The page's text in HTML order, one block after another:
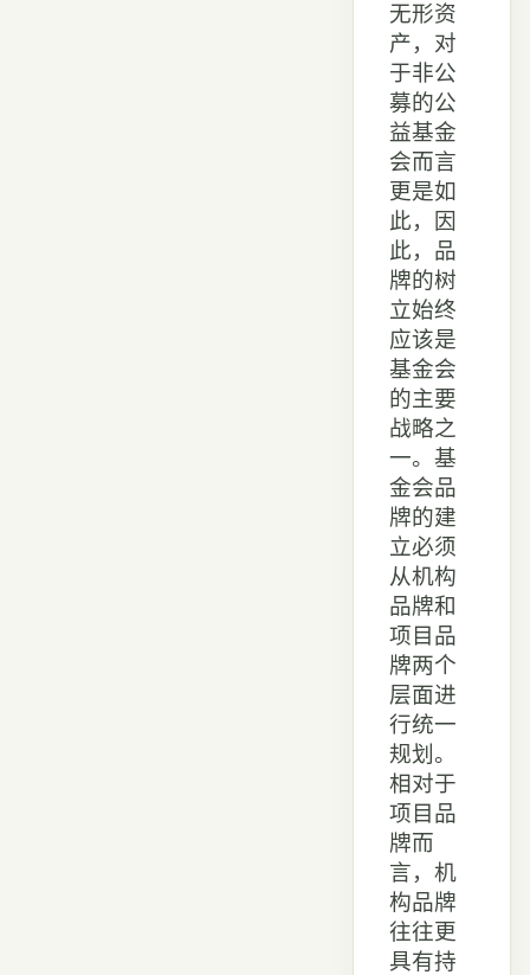
无形资
产，对
于非公
募的公
益基金
会而言
更是如
此，因
此，品
牌的树
立始终
应该是
基金会
的主要
战略之
一。基
金会品
牌的建
立必须
从机构
品牌和
项目品
牌两个
层面进
行统一
规划。
相对于
项目品
牌而
言，机
构品牌
往往更
具有持